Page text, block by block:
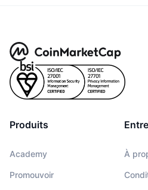
Produits
Academy
Promouvoir
À